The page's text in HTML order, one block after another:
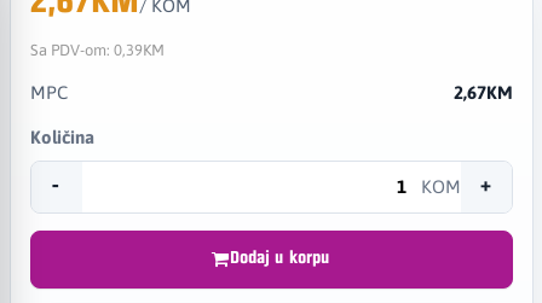
/ KOM
Sa PDV-om: 0,39KM
MPC 2,67KM
Količina
- KOM +
Dodaj u korpu